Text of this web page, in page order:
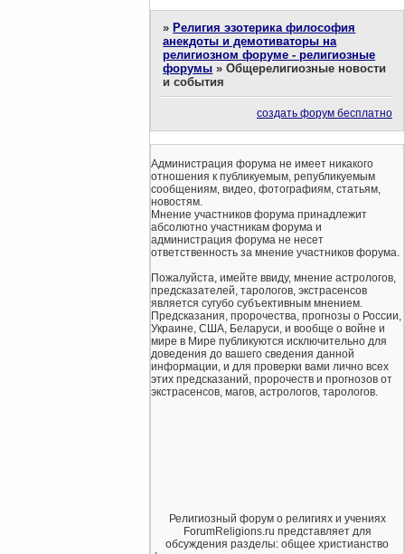
»Религия эзотерика философия
анекдоты и демотиваторы на
религиозном форуме - религиозные
форумы »Общерелигиозные новости
и события
создать форум бесплатно
Администрация форума не имеет никакого
отношения к публикуемым, републикуемым
сообщениям, видео, фотографиям, статьям,
новостям.
Мнение участников форума принадлежит
абсолютно участникам форума и
администрация форума не несет
ответственность за мнение участников форума.
Пожалуйста, имейте ввиду, мнение астрологов,
предсказателей, тарологов, экстрасенсов
является сугубо субъективным мнением.
Предсказания, пророчества, прогнозы о России,
Украине, США, Беларуси, и вообще о войне и
мире в Мире публикуются исключительно для
доведения до вашего сведения данной
информации, и для проверки вами лично всех
этих предсказаний, пророчеств и прогнозов от
экстрасенсов, магов, астрологов, тарологов.
Религиозный форум о религиях и учениях
ForumReligions.ru представляет для
обсуждения разделы: общее христианство